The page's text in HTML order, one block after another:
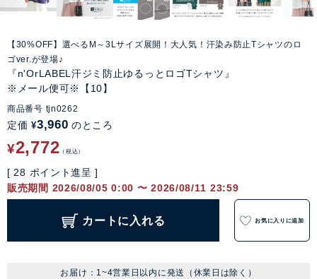
【30%OFF】選べるM～3Lサイズ展開！大人気！汗染み防止Tシャツのロ
ゴver.が登場♪
『n'OrLABEL汗ジミ防止ゆるっとロゴTシャツ』
※メール便可※【10】
商品番号 tjn0262
定価 ¥3,960 のところ
¥2,772 税込
[ 28 ポイント進呈 ]
販売期間 2026/08/05 0:00 〜 2026/08/11 23:59
カートに入れる お気に入りに追加
お届け：1~4営業日以内に発送（休業日は除く）